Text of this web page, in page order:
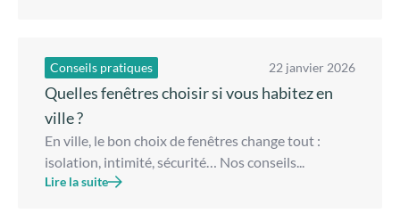
Conseils pratiques 22 janvier 2026
Quelles fenêtres choisir si vous habitez en
ville ?
En ville, le bon choix de fenêtres change tout :
isolation, intimité, sécurité… Nos conseils...
Lire la suite